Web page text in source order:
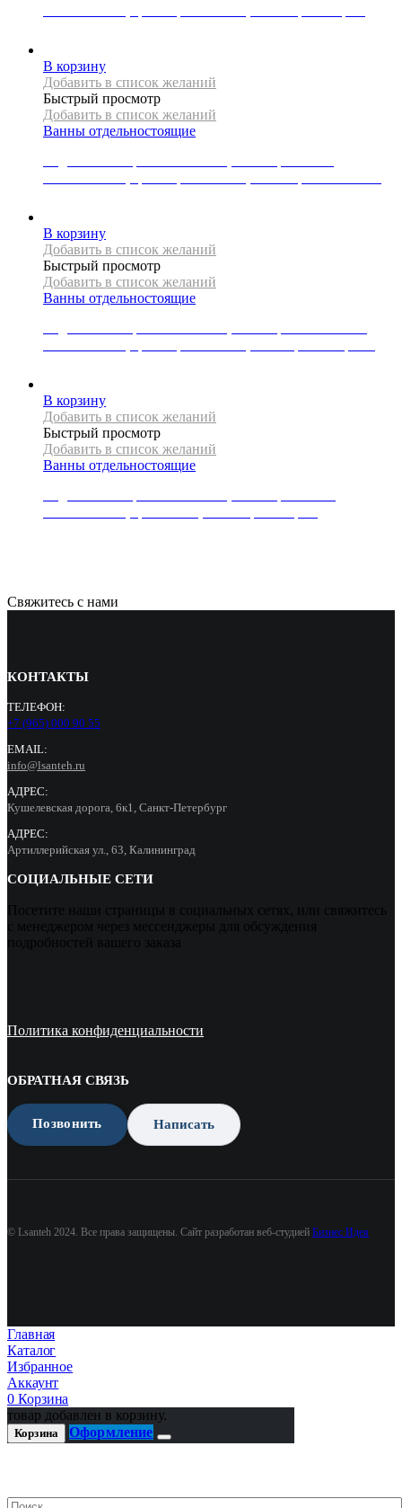
В корзину
Добавить в список желаний
Быстрый просмотр
Добавить в список желаний
Ванны отдельностоящие
В корзину
Добавить в список желаний
Быстрый просмотр
Добавить в список желаний
Ванны отдельностоящие
В корзину
Добавить в список желаний
Быстрый просмотр
Добавить в список желаний
Ванны отдельностоящие
Свяжитесь с нами
КОНТАКТЫ
ТЕЛЕФОН:
+7 (965) 000 90 55
EMAIL:
info@lsanteh.ru
АДРЕС:
Кушелевская дорога, 6к1, Санкт-Петербург
АДРЕС:
Артиллерийская ул., 63, Калининград
СОЦИАЛЬНЫЕ СЕТИ
Посетите наши страницы в социальных сетях, или свяжитесь
с менеджером через мессенджеры для обсуждения
подробностей вашего заказа
Политика конфиденциальности
ОБРАТНАЯ СВЯЗЬ
Позвонить Написать
© Lsanteh 2024. Все права защищены. Сайт разработан веб-студией Бизнес Идея
Главная
Каталог
Избранное
Аккаунт
0 Корзина
товар добавлен в корзину.
Корзина Оформление